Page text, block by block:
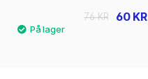
60 KR
76 KR